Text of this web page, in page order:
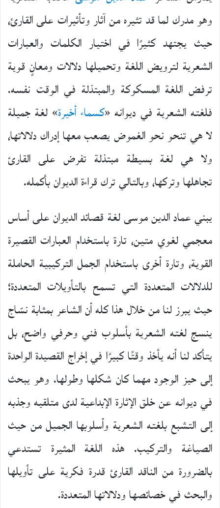
وهو مدرك لما قد تثيره من آثار وتأثيرات على القارئ،
حيث يجتهد كثيرًا في اختيار الكلمات والعبارات
الشعرية لترويض اللغة وتحميلها دلالات ومعانٍ قوية
ترفض اللغة المسكوكة والمبتذلة في الوقت نفسه.
فلغته الشعرية في ديوانه «كسماء أخيرة» لغة جميلة
لا هي تنحو نحو الغموض يصعب معها إدراك دلالاتها،
ولا هي لغة بسيطة مبتذلة تفرض على القارئ
تجاهلها وتركها، وبالتالي ترك قراءة الديوان بأكمله.
يبني عماد الدين موسى لغة قصائد الديوان على أساس
معجمي لغوي متين، تارة باستخدام العبارات القصيرة
القوية، وتارة أخرى باستخدام الجمل التركيبية الحاملة
للدلالات المتعددة التي تسمح بالتأويلات المتعددة؛
حيث يبرز لنا من خلال هذا كله أن الشاعر بمثابة نسّاج
ينسج لغته الشعرية بأسلوب فني وحرفي واضح، بل
يتأكد لنا أنه يأخذ وقتًا كبيرًا في إخراج القصيدة الواحدة
إلى حيز الوجود مهما كان شكلها وطولها. وهو يبحث
في ديوانه عن خلق الإثارة الإبداعية لدى متلقيه وجذبه
إلى التشبع بلغته الشعرية وأسلوبها الجميل من حيث
الصياغة والتركيب. هذه اللغة المثيرة تستدعي
بالضرورة من الناقد القارئ قدرة فكرية على تأويلها
والبحث في خصائصها ودلالاتها المتعددة.